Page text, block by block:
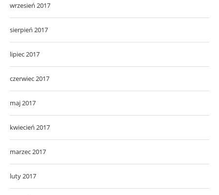
wrzesień 2017
sierpień 2017
lipiec 2017
czerwiec 2017
maj 2017
kwiecień 2017
marzec 2017
luty 2017